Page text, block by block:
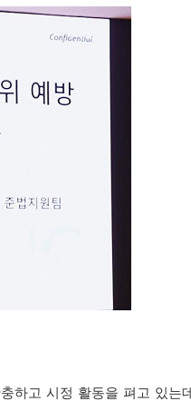
하고 시정 활동을 펴고 있는데